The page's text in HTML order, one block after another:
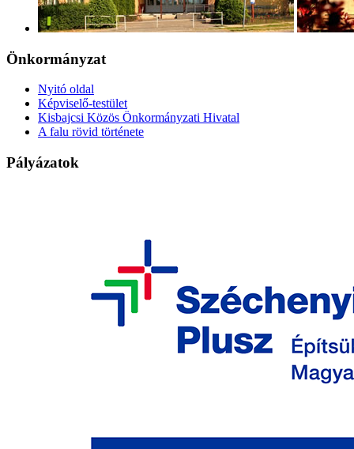
Önkormányzat
Nyitó oldal
Képviselő-testület
Kisbajcsi Közös Önkormányzati Hivatal
A falu rövid története
Pályázatok